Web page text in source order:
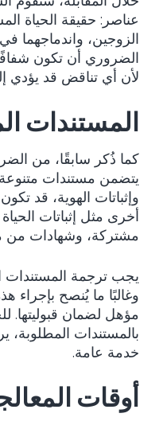
عناصر: حقيقة الحياة
الزوجين، واندماجهما
الضروري أن تكون
لأن أي تناقض قد يؤدي
المستندات
كما ذُكر سابقًا، من
يتضمن مستندات
وإثباتات الهوية، قد
أخرى مثل إثباتات
مشتركة، وشهادات من
يجب ترجمة المستندات
وغالبًا ما يُنصح
مؤهل لضمان قبوليتها.
بالمستندات المطلوبة،
خدمة عامة.
أوقات